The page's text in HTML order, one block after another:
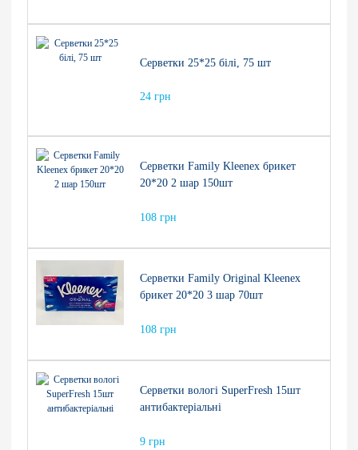
Серветки 25*25 білі, 75 шт
24 грн
Серветки Family Kleenex брикет
20*20 2 шар 150шт
108 грн
Серветки Family Origіnal Kleenex
брикет 20*20 3 шар 70шт
108 грн
Серветки вологі SuperFresh 15шт
антибактеріальні
9 грн